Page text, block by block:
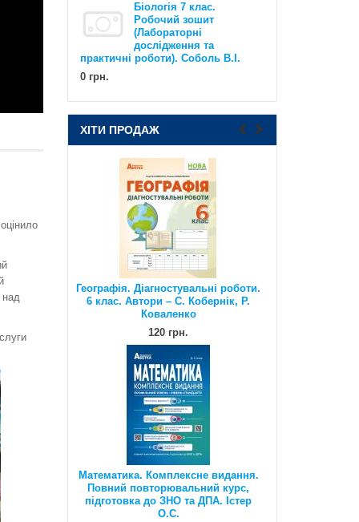
над
Біологія 7 клас.
Робочий зошит
(Лабораторні
дослідження та
практичні роботи). Соболь В.І.
0 грн.
ХІТИ ПРОДАЖ
НУШ Математика : Діагностичні
роботи. 5 клас / Олександр Істер
120 грн.
Географія. Діагностувальні роботи.
6 клас. Автори – С. Кобернік, Р.
Коваленко
120 грн.
Математика. Комплексне видання.
Повний повторювальний курс,
підготовка до ЗНО та ДПА. Істер
О.С.